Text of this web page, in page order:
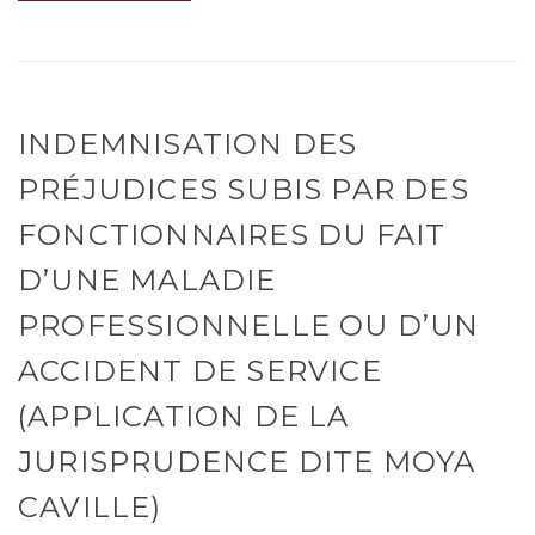
INDEMNISATION DES
PRÉJUDICES SUBIS PAR DES
FONCTIONNAIRES DU FAIT
D’UNE MALADIE
PROFESSIONNELLE OU D’UN
ACCIDENT DE SERVICE
(APPLICATION DE LA
JURISPRUDENCE DITE MOYA
CAVILLE)